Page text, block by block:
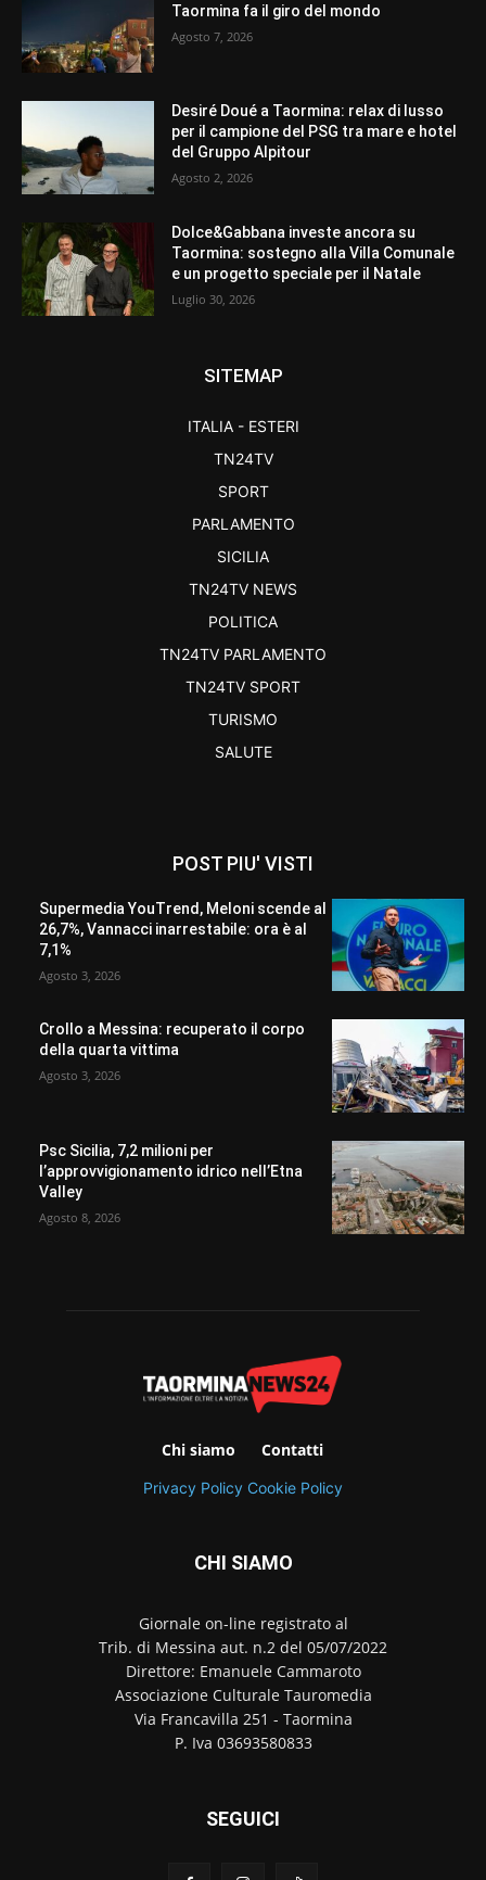
Taormina fa il giro del mondo
Agosto 7, 2026
Desiré Doué a Taormina: relax di lusso
per il campione del PSG tra mare e hotel
del Gruppo Alpitour
Agosto 2, 2026
Dolce&Gabbana investe ancora su
Taormina: sostegno alla Villa Comunale
e un progetto speciale per il Natale
Luglio 30, 2026
SITEMAP
ITALIA - ESTERI
TN24TV
SPORT
PARLAMENTO
SICILIA
TN24TV NEWS
POLITICA
TN24TV PARLAMENTO
TN24TV SPORT
TURISMO
SALUTE
POST PIU' VISTI
Supermedia YouTrend, Meloni scende al
26,7%, Vannacci inarrestabile: ora è al
7,1%
Agosto 3, 2026
Crollo a Messina: recuperato il corpo
della quarta vittima
Agosto 3, 2026
Psc Sicilia, 7,2 milioni per
l’approvvigionamento idrico nell’Etna
Valley
Agosto 8, 2026
Chi siamo Contatti
Privacy Policy Cookie Policy
CHI SIAMO
Giornale on-line registrato al
Trib. di Messina aut. n.2 del 05/07/2022
Direttore: Emanuele Cammaroto
Associazione Culturale Tauromedia
Via Francavilla 251 - Taormina
P. Iva 03693580833
SEGUICI